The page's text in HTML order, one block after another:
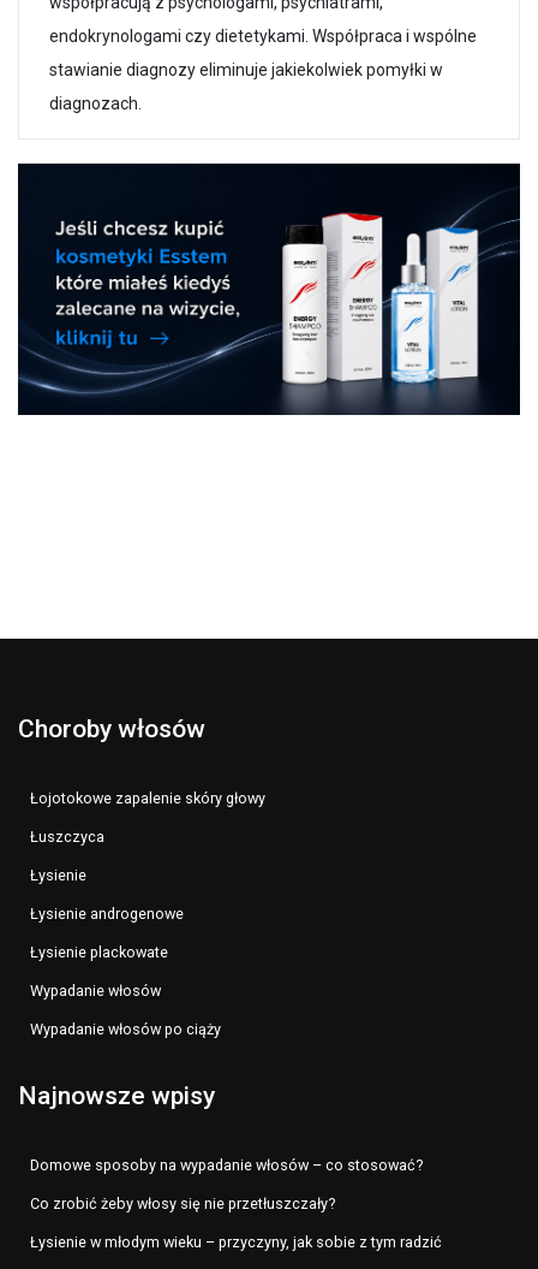
endokrynologami czy dietetykami. Współpraca i wspólne
stawianie diagnozy eliminuje jakiekolwiek pomyłki w
diagnozach.
Choroby włosów
Łojotokowe zapalenie skóry głowy
Łuszczyca
Łysienie
Łysienie androgenowe
Łysienie plackowate
Wypadanie włosów
Wypadanie włosów po ciąży
Najnowsze wpisy
Domowe sposoby na wypadanie włosów – co stosować?
Co zrobić żeby włosy się nie przetłuszczały?
Łysienie w młodym wieku – przyczyny, jak sobie z tym radzić